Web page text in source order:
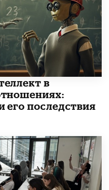
в
его последствия